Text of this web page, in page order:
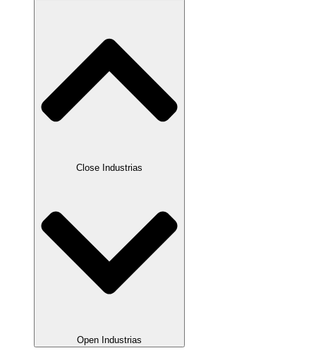
Close Industrias
Open Industrias